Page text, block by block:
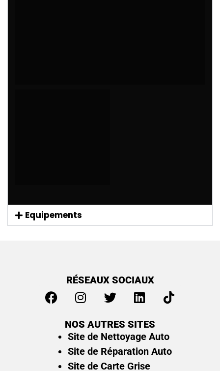
Equipements
RÉSEAUX SOCIAUX
NOS AUTRES SITES
Site de Nettoyage Auto
Site de Réparation Auto
Site de Carte Grise